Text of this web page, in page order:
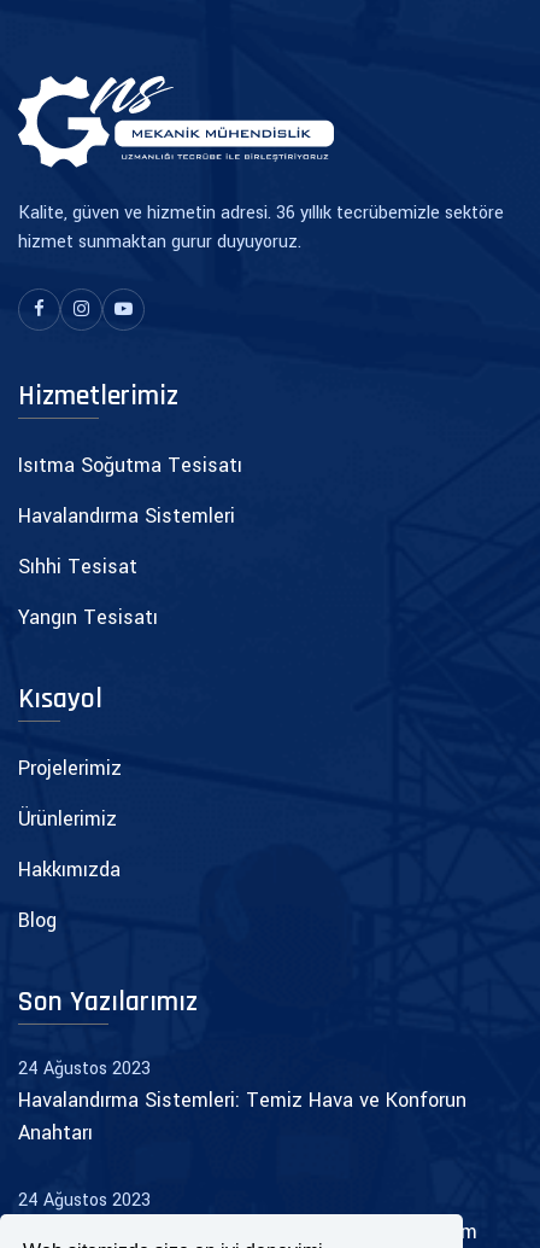
Kalite, güven ve hizmetin adresi. 36 yıllık tecrübemizle sektöre
hizmet sunmaktan gurur duyuyoruz.
Hizmetlerimiz
Isıtma Soğutma Tesisatı
Havalandırma Sistemleri
Sıhhi Tesisat
Yangın Tesisatı
Kısayol
Projelerimiz
Ürünlerimiz
Hakkımızda
Blog
Son Yazılarımız
24 Ağustos 2023
Havalandırma Sistemleri: Temiz Hava ve Konforun
Anahtarı
24 Ağustos 2023
Yangın Tesisatı: Güvenliği Artıran Hayati Bir Sistem